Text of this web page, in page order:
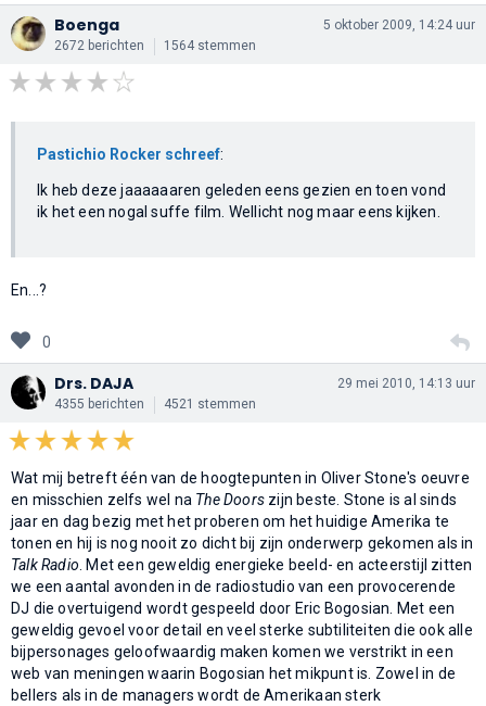
Boenga
2672 berichten 1564 stemmen
5 oktober 2009, 14:24 uur
Pastichio Rocker schreef:
Ik heb deze jaaaaaaren geleden eens gezien en toen vond
ik het een nogal suffe film. Wellicht nog maar eens kijken.
En...?
0
Drs. DAJA
4355 berichten 4521 stemmen
29 mei 2010, 14:13 uur
Wat mij betreft één van de hoogtepunten in Oliver Stone's oeuvre
en misschien zelfs wel na The Doors zijn beste. Stone is al sinds
jaar en dag bezig met het proberen om het huidige Amerika te
tonen en hij is nog nooit zo dicht bij zijn onderwerp gekomen als in
Talk Radio . Met een geweldig energieke beeld- en acteerstijl zitten
we een aantal avonden in de radiostudio van een provocerende
DJ die overtuigend wordt gespeeld door Eric Bogosian. Met een
geweldig gevoel voor detail en veel sterke subtiliteiten die ook alle
bijpersonages geloofwaardig maken komen we verstrikt in een
web van meningen waarin Bogosian het mikpunt is. Zowel in de
bellers als in de managers wordt de Amerikaan sterk